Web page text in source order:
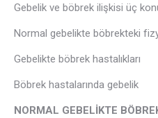
Gebelik ve böbrek ilişkisi üç
Normal gebelikte böbrekteki
Gebelikte böbrek hastalıkları
Böbrek hastalarında gebelik
NORMAL GEBELİKTE